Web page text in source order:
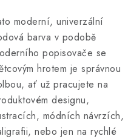
moderní, univerzální
barva v podobě
popisovače se
hrotem je správnou
ať už pracujete na
designu,
módních návrzích,
nebo jen na rychlé